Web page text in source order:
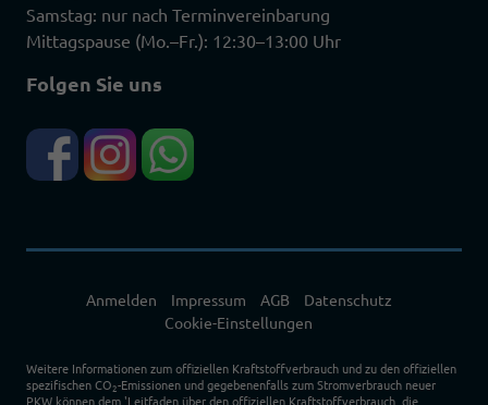
Samstag: nur nach Terminvereinbarung
Mittagspause (Mo.–Fr.): 12:30–13:00 Uhr
Folgen Sie uns
Anmelden Impressum AGB
Datenschutz
Cookie-Einstellungen
Weitere Informationen zum offiziellen Kraftstoffverbrauch und zu den offiziellen
spezifischen CO2-Emissionen und gegebenenfalls zum Stromverbrauch neuer
PKW können dem 'Leitfaden über den offiziellen Kraftstoffverbrauch, die